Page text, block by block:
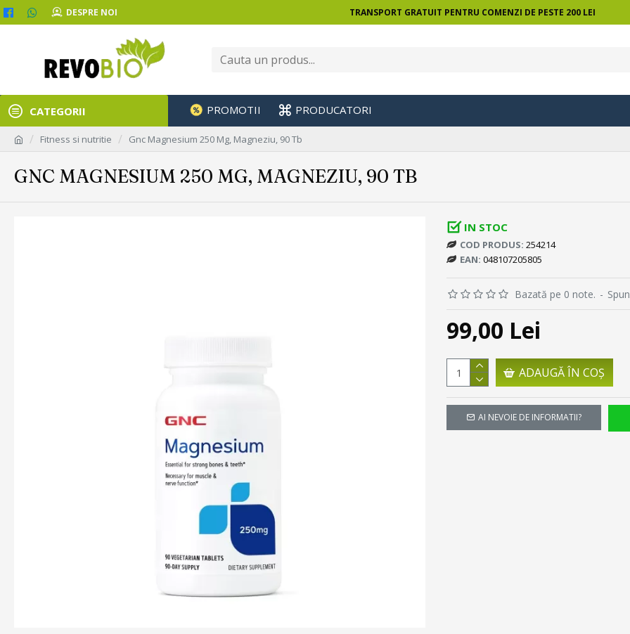
DESPRE NOI TRANSPORT GRATUIT PENTRU COMENZI DE PESTE 200 LEI
CATEGORII PROMOTII PRODUCATORI
Fitness si nutritie Gnc Magnesium 250 Mg, Magneziu, 90 Tb
GNC MAGNESIUM 250 MG, MAGNEZIU, 90 TB
IN STOC
COD PRODUS: 254214
EAN: 048107205805
Bazată pe 0 note. -
99,00 Lei
ADAUGĂ ÎN COŞ
AI NEVOIE DE INFORMATII?